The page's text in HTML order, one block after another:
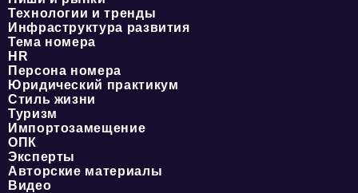
Технологии и тренды
Инфраструктура развития
Тема номера
HR
Персона номера
Юридический практикум
Стиль жизни
Туризм
Импортозамещение
ОПК
Эксперты
Авторские материалы
Видео